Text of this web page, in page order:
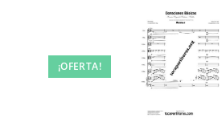
¡OFERTA!